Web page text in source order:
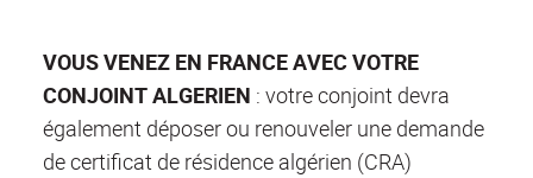
VOUS VENEZ EN FRANCE AVEC VOTRE
CONJOINT ALGERIEN : votre conjoint devra
également déposer ou renouveler une demande
de certificat de résidence algérien (CRA)